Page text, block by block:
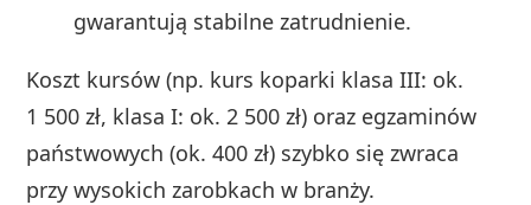
gwarantują stabilne zatrudnienie.
Koszt kursów (np. kurs koparki klasa III: ok.
1 500 zł, klasa I: ok. 2 500 zł) oraz egzaminów
państwowych (ok. 400 zł) szybko się zwraca
przy wysokich zarobkach w branży.